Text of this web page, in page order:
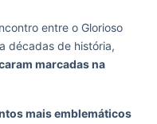
entre o Glorioso
décadas de história,
marcadas na
mais emblemáticos